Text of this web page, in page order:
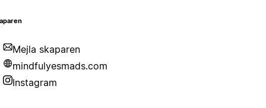
Mejla skaparen
mindfulyesmads.com
Instagram